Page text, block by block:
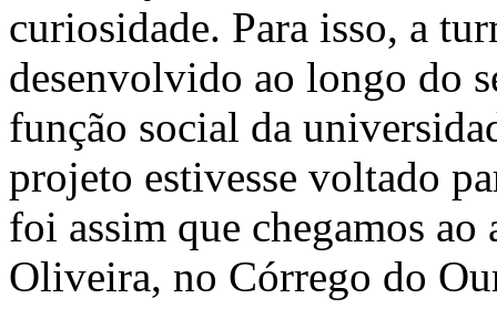
curiosidade. Para isso, a
desenvolvido ao longo do
função social da
projeto estivesse voltado
foi assim que chegamos ao
Oliveira, no Córrego do